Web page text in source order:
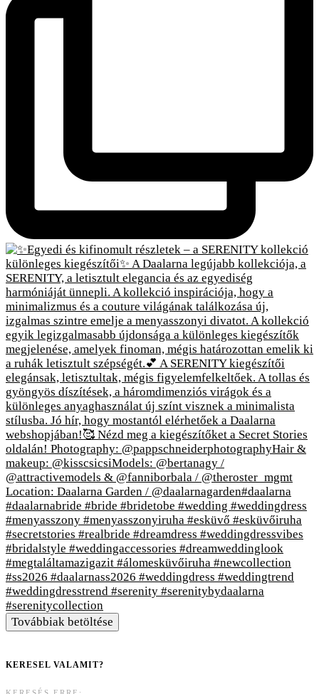
Továbbiak betöltése
KERESEL VALAMIT?